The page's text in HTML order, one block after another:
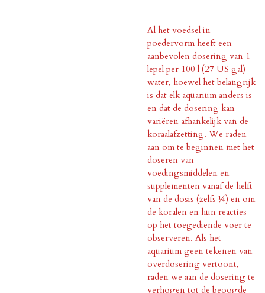
Al het voedsel in
poedervorm heeft een
aanbevolen dosering van 1
lepel per 100 l (27 US gal)
water, hoewel het belangrijk
is dat elk aquarium anders is
en dat de dosering kan
variëren afhankelijk van de
koraalafzetting. We raden
aan om te beginnen met het
doseren van
voedingsmiddelen en
supplementen vanaf de helft
van de dosis (zelfs ¼) en om
de koralen en hun reacties
op het toegediende voer te
observeren. Als het
aquarium geen tekenen van
overdosering vertoont,
raden we aan de dosering te
verhogen tot de beoogde